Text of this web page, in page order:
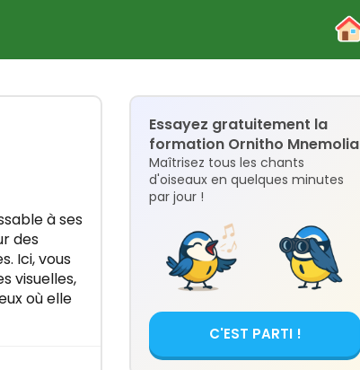
à ses
des
Ici, vous
visuelles,
où elle
Essayez gratuitement la
formation Ornitho Mnemolia
Maîtrisez tous les chants
d'oiseaux en quelques minutes
par jour !
C'EST PARTI !